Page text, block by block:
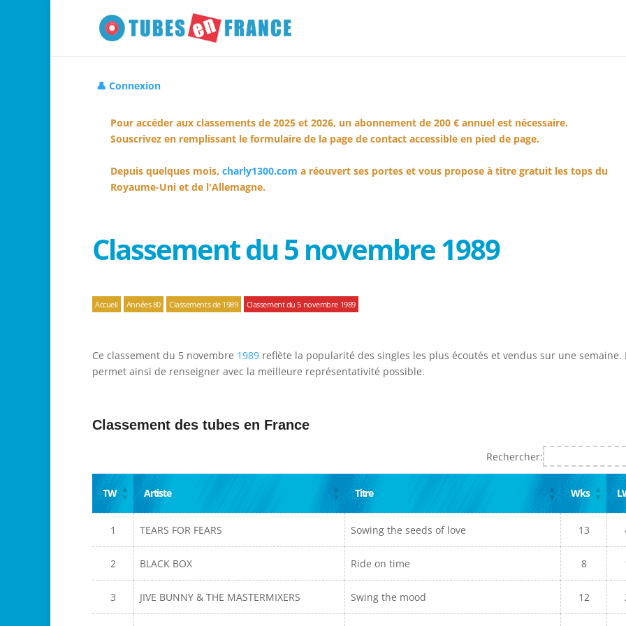
👤 Connexion
Pour accéder aux classements de 2025 et 2026, un abonnement de 200 € annuel est nécessaire.
Souscrivez en remplissant le formulaire de la page de contact accessible en pied de page.
Depuis quelques mois, charly1300.com a réouvert ses portes et vous propose à titre gratuit les tops du
Royaume-Uni et de l'Allemagne.
Classement du 5 novembre 1989
Accueil Années 80 Classements de 1989 Classement du 5 novembre 1989
Ce classement du 5 novembre 1989 reflète la popularité des singles les plus écoutés et vendus sur une semaine.
permet ainsi de renseigner avec la meilleure représentativité possible.
Classement des tubes en France
Rechercher:
TW Artiste Titre Wks
1 TEARS FOR FEARS Sowing the seeds of love 13
2 BLACK BOX Ride on time 8
3 JIVE BUNNY & THE MASTERMIXERS Swing the mood 12